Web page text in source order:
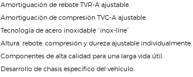
Amortiguación de rebote TVR-A ajustable.
Amortiguación de compresión TVC-A ajustable.
Tecnología de acero inoxidable “inox-line”
Altura, rebote, compresión y dureza ajustable
Componentes de alta calidad para una larga vida útil.
Desarrollo de chasis específico del vehículo.